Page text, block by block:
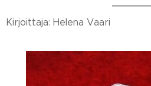
Kirjoittaja: Helena Vaari